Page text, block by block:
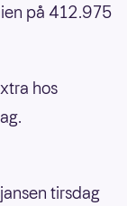
på 412.975
hos
tirsdag